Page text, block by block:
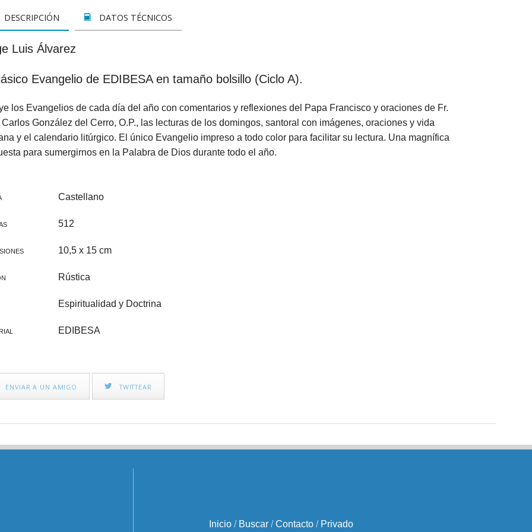
DOCUMENTALES
JUVENIL
SAN JOSEMARÍA
EDUCACIÓN Y FAMILIA
PAPA FRANCISCO
ÁLVARO DEL PORTILLO
VARIOS
CINE FAMILIAR
INFANTIL Y JUVENIL
REZAR...
ESPIRITUALIDAD Y DOCTRINA
AÑO DE LA FE
EDUCACIÓN Y FAMILIA
JUVENIL
HAGIOGRAFÍA Y BIOGRAFIAS
SAN JOSEMARÍA
IGLESIA Y PAPAS
CATEQUESIS
VARIOS
CATÓLICOS
SUSCRIPCION DIGITAL
DESCRIPCIÓN DATOS TÉCNICOS
Luis Álvarez
Evangelio de EDIBESA en tamaño bolsillo (Ciclo A).
los Evangelios de cada día del año con comentarios y reflexiones del Papa Francisco y oraciones de Fr.
González del Cerro, O.P., las lecturas de los domingos, santoral con imágenes, oraciones y vida
y el calendario litúrgico. El único Evangelio impreso a todo color para facilitar su lectura. Una magnífica
para sumergirnos en la Palabra de Dios durante todo el año.
Castellano
512
10,5 x 15 cm
Rústica
Espiritualidad y Doctrina
EDIBESA
ENVIAR A UN AMIGO TWITTEAR
Inicio / Buscar /Contacto / Privado